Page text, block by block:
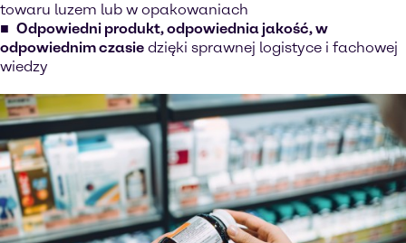
towaru luzem lub w opakowaniach
Odpowiedni produkt, odpowiednia jakość, w
odpowiednim czasie dzięki sprawnej logistyce i fachowej
wiedzy